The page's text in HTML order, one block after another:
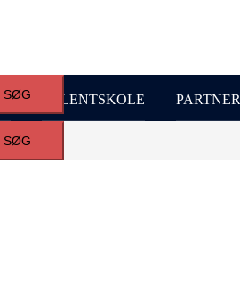
TALENTSKOLE PARTNER